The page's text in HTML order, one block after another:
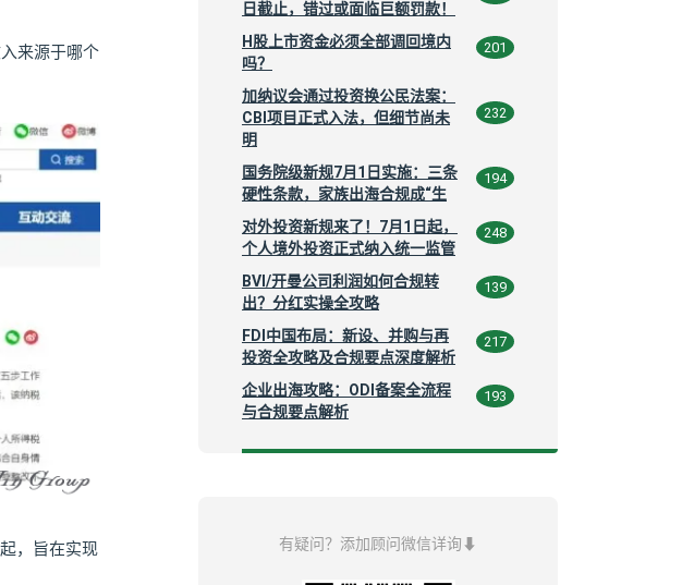
来源于哪个
，旨在实现
日截止，错过或面临巨额罚款！
H股上市资金必须全部调回境内
吗？
201
加纳议会通过投资换公民法案：
CBI项目正式入法，但细节尚未
明
232
国务院级新规7月1日实施：三条
硬性条款，家族出海合规成“生
194
对外投资新规来了！7月1日起，
个人境外投资正式纳入统一监管
248
BVI/开曼公司利润如何合规转
出？分红实操全攻略
139
FDI中国布局：新设、并购与再
投资全攻略及合规要点深度解析
217
企业出海攻略：ODI备案全流程
与合规要点解析
193
有疑问？添加顾问微信详询⬇